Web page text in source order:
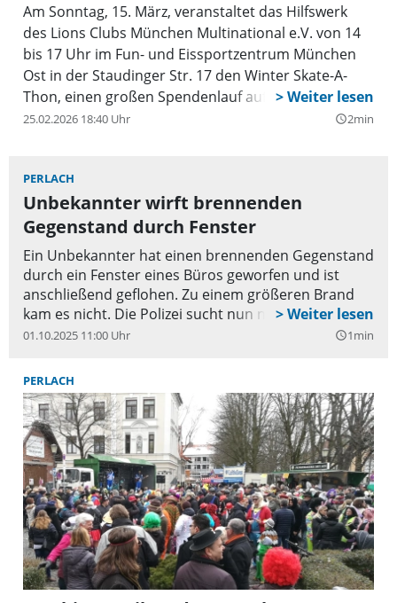
Am Sonntag, 15. März, veranstaltet das Hilfswerk
des Lions Clubs München Multinational e.V. von 14
bis 17 Uhr im Fun- und Eissportzentrum München
Ost in der Staudinger Str. 17 den Winter Skate-A-
Thon, einen großen Spendenlauf auf Schlittschuhen.
Dafür sucht der Club Teams, die Lust haben, sich zu
bezüglich des Wetters findet man hier
entsprechende Auskünfte:
www.lionsmultinational.com/skate-a-thon
25.02.2026 18:40 Uhr query_builder2min
PERLACH
Unbekannter wirft brennenden
Gegenstand durch Fenster
Ein Unbekannter hat einen brennenden Gegenstand
durch ein Fenster eines Büros geworfen und ist
anschließend geflohen. Zu einem größeren Brand
kam es nicht. Die Polizei sucht nun nach Zeugen.
01.10.2025 11:00 Uhr query_builder1min
PERLACH